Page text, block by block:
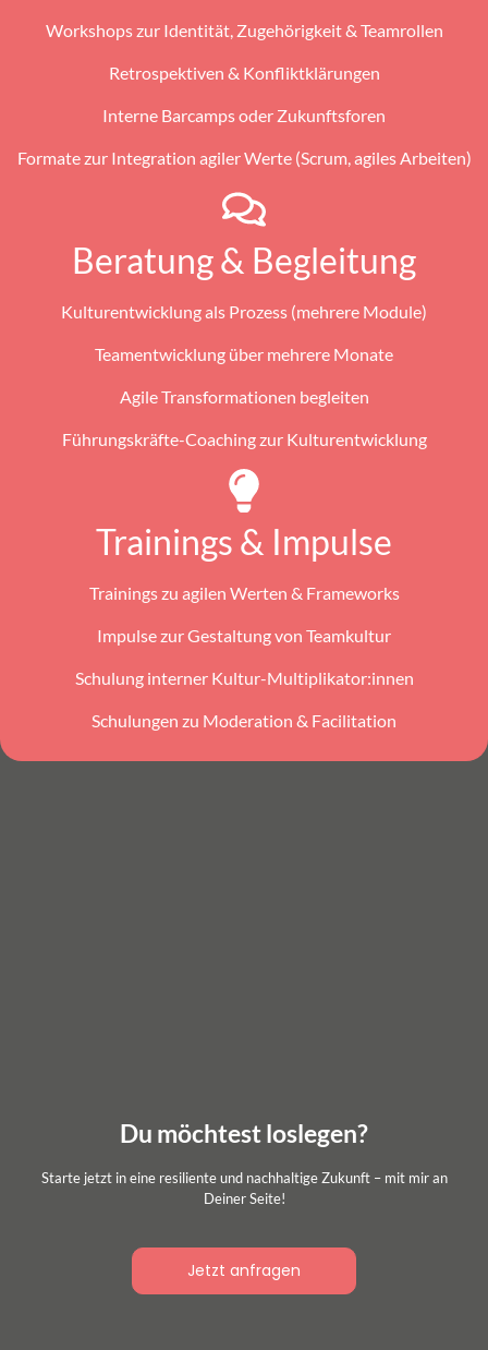
Workshops zur Identität, Zugehörigkeit & Teamrollen
Retrospektiven & Konfliktklärungen
Interne Barcamps oder Zukunftsforen
Formate zur Integration agiler Werte (Scrum, agiles Arbeiten)
Beratung & Begleitung
Kulturentwicklung als Prozess (mehrere Module)
Teamentwicklung über mehrere Monate
Agile Transformationen begleiten
Führungskräfte-Coaching zur Kulturentwicklung
Trainings & Impulse
Trainings zu agilen Werten & Frameworks
Impulse zur Gestaltung von Teamkultur
Schulung interner Kultur-Multiplikator:innen
Schulungen zu Moderation & Facilitation
Du möchtest loslegen?
Starte jetzt in eine resiliente und nachhaltige Zukunft – mit mir an
Deiner Seite!
Jetzt anfragen